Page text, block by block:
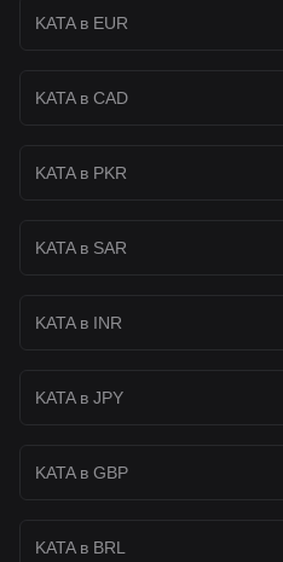
KATA в EUR
KATA в CAD
KATA в PKR
KATA в SAR
KATA в INR
KATA в JPY
KATA в GBP
KATA в BRL